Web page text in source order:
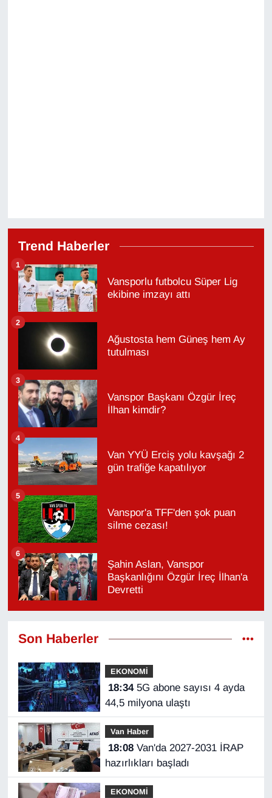
Trend Haberler
Vansporlu futbolcu Süper Lig
ekibine imzayı attı
1
Ağustosta hem Güneş hem Ay
tutulması
2
Vanspor Başkanı Özgür İreç
İlhan kimdir?
3
Van YYÜ Erciş yolu kavşağı 2
gün trafiğe kapatılıyor
4
Vanspor'a TFF'den şok puan
silme cezası!
5
Şahin Aslan, Vanspor
Başkanlığını Özgür İreç İlhan'a
Devretti
6
Son Haberler
EKONOMİ
18:345G abone sayısı 4 ayda
44,5 milyona ulaştı
Van Haber
18:08Van'da 2027-2031 İRAP
hazırlıkları başladı
EKONOMİ